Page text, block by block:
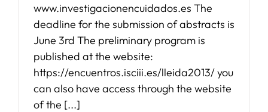
www.investigacionencuidados.es The
deadline for the submission of abstracts is
June 3rd The preliminary program is
published at the website:
https://encuentros.isciii.es/lleida2013/ you
can also have access through the website
of the [...]